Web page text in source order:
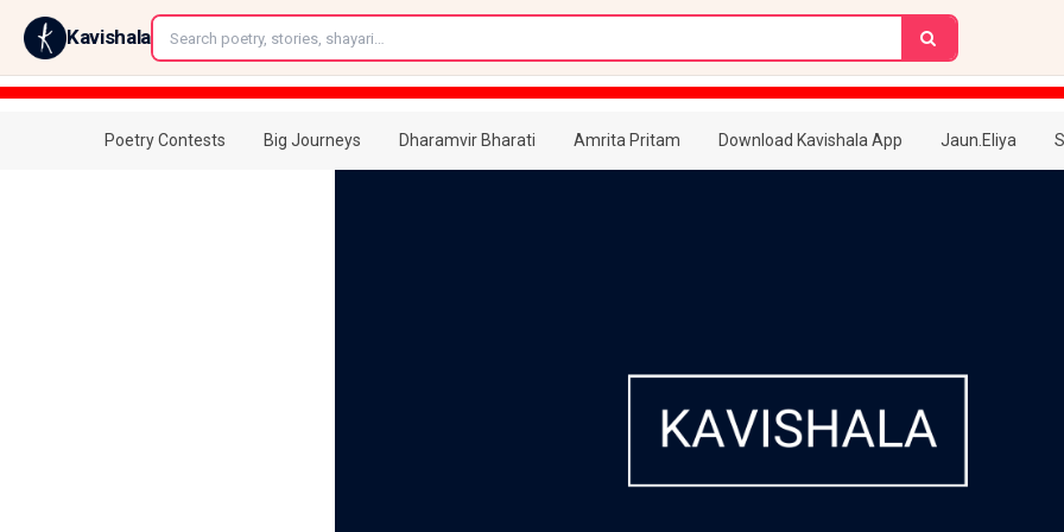
Kavishala
Poetry Contests Big Journeys Dharamvir Bharati Amrita Pritam Download Kavishala App Jaun.Eliya